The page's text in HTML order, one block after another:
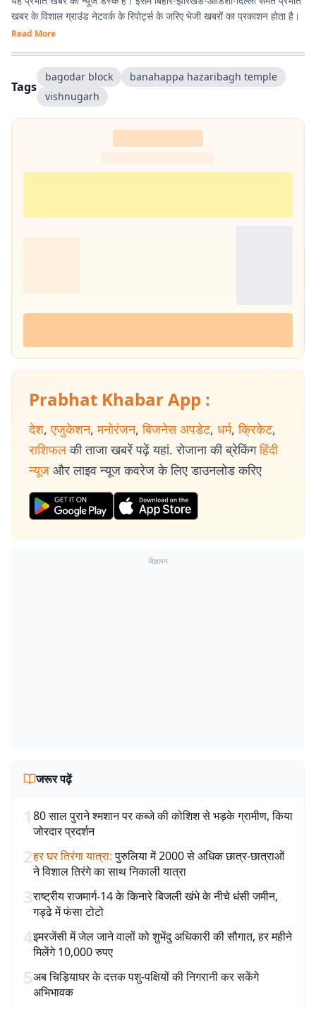
खबर के विशाल ग्राउंड नेटवर्क के रिपोर्ट्स के जरिए भेजी खबरों का प्रकाशन होता है।
Read More
Tags
bagodar block
banahappa hazaribagh temple
vishnugarh
Prabhat Khabar App :
देश, एजुकेशन, मनोरंजन, बिजनेस अपडेट, धर्म, क्रिकेट,
राशिफल की ताजा खबरें पढ़ें यहां. रोजाना की ब्रेकिंग हिंदी
न्यूज और लाइव न्यूज कवरेज के लिए डाउनलोड करिए
विज्ञापन
जरूर पढ़ें
180 साल पुराने श्मशान पर कब्जे की कोशिश से भड़के ग्रामीण, किया
जोरदार प्रदर्शन
2हर घर तिरंगा यात्रा: पुरुलिया में 2000 से अधिक छात्र-छात्राओं
ने विशाल तिरंगे का साथ निकाली यात्रा
3राष्ट्रीय राजमार्ग-14 के किनारे बिजली खंभे के नीचे धंसी जमीन,
गड्ढे में फंसा टोटो
4इमरजेंसी में जेल जाने वालों को शुभेंदु अधिकारी की सौगात, हर महीने
मिलेंगे 10,000 रुपए
5अब चिड़ियाघर के दत्तक पशु-पक्षियों की निगरानी कर सकेंगे
अभिभावक